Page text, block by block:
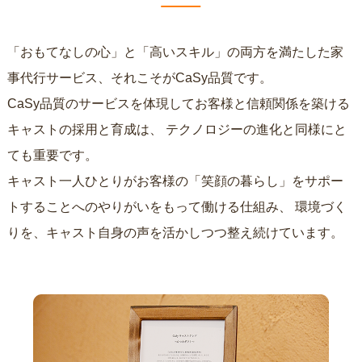
「おもてなしの心」と「高いスキル」の両方を満たした家
事代行サービス、それこそがCaSy品質です。
CaSy品質のサービスを体現してお客様と信頼関係を築ける
キャストの採用と育成は、
ても重要です。
キャスト一人ひとりがお客様の「笑顔の暮らし」をサポー
トすることへのやりがいをもって働ける仕組み、
りを、キャスト自身の声を活かしつつ整え続けています。